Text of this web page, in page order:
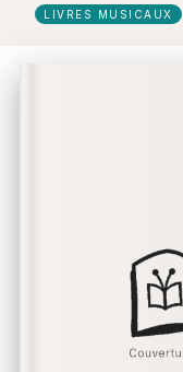
LIVRES MUSICAUX